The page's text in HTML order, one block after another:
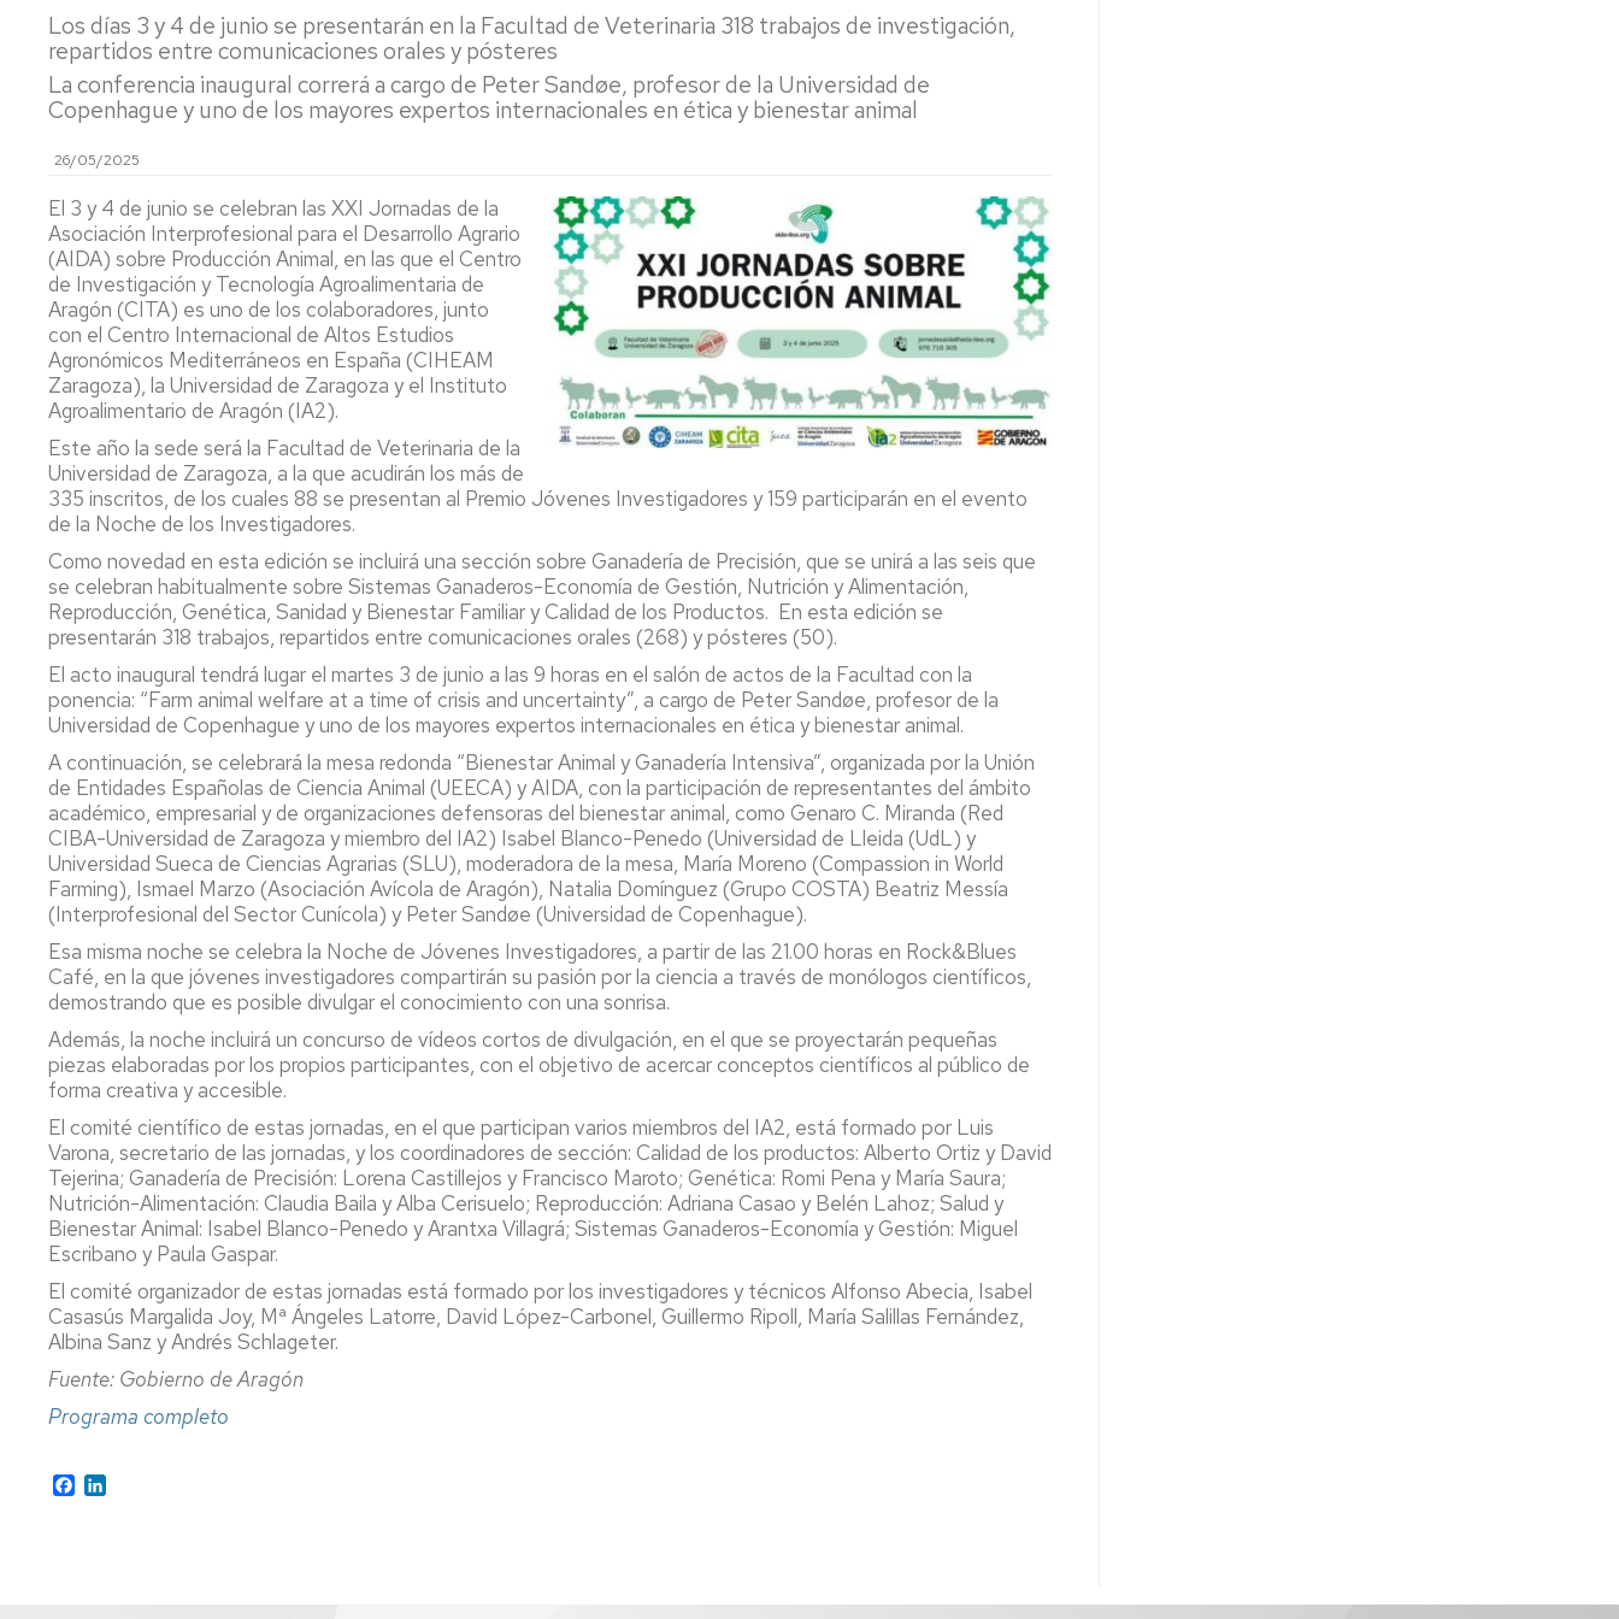
y
Transferencia
Proyectos
destacados
LEIs
Recursos
Infraestructuras
Laboratorios
Recursos
singulares
Campos
Pulsados
(PFGE)
Identificación
evaluación
sensibilidad
antibiótica
Secado
atomización,
encapsulación
medición
partículas
Análisis
PCR
a
tiempo
aplicada
al
sector
agroalimentario
del
Pódcast
Alimentando
11F
"Ellas
investigan:
ciencia
con
voz
propia"
prensa
Investigación
del
IA2
-
Captación
de
talento
Concurso
Creaideas
LACASA
-
6
Edición
Los días 3 y 4 de junio se presentarán en la Facultad de Veterinaria 318 trabajos de investigación,
repartidos entre comunicaciones orales y pósteres
La conferencia inaugural correrá a cargo de Peter Sandøe, profesor de la Universidad de
Copenhague y uno de los mayores expertos internacionales en ética y bienestar animal
26/05/2025
El 3 y 4 de junio se celebran las XXI Jornadas de la
Asociación Interprofesional para el Desarrollo Agrario
(AIDA) sobre Producción Animal, en las que el Centro
de Investigación y Tecnología Agroalimentaria de
Aragón (CITA) es uno de los colaboradores, junto
con el Centro Internacional de Altos Estudios
Agronómicos Mediterráneos en España (CIHEAM
Zaragoza), la Universidad de Zaragoza y el Instituto
Agroalimentario de Aragón (IA2).
Este año la sede será la Facultad de Veterinaria de la
Universidad de Zaragoza, a la que acudirán los más de
335 inscritos, de los cuales 88 se presentan al Premio Jóvenes Investigadores y 159 participarán en el evento
de la Noche de los Investigadores.
Como novedad en esta edición se incluirá una sección sobre Ganadería de Precisión, que se unirá a las seis que
se celebran habitualmente sobre Sistemas Ganaderos-Economía de Gestión, Nutrición y Alimentación,
Reproducción, Genética, Sanidad y Bienestar Familiar y Calidad de los Productos. En esta edición se
presentarán 318 trabajos, repartidos entre comunicaciones orales (268) y pósteres (50).
El acto inaugural tendrá lugar el martes 3 de junio a las 9 horas en el salón de actos de la Facultad con la
ponencia: “Farm animal welfare at a time of crisis and uncertainty”, a cargo de Peter Sandøe, profesor de la
Universidad de Copenhague y uno de los mayores expertos internacionales en ética y bienestar animal.
A continuación, se celebrará la mesa redonda “Bienestar Animal y Ganadería Intensiva”, organizada por la Unión
de Entidades Españolas de Ciencia Animal (UEECA) y AIDA, con la participación de representantes del ámbito
académico, empresarial y de organizaciones defensoras del bienestar animal, como Genaro C. Miranda (Red
CIBA-Universidad de Zaragoza y miembro del IA2) Isabel Blanco-Penedo (Universidad de Lleida (UdL) y
Universidad Sueca de Ciencias Agrarias (SLU), moderadora de la mesa, María Moreno (Compassion in World
Farming), Ismael Marzo (Asociación Avícola de Aragón), Natalia Domínguez (Grupo COSTA) Beatriz Messía
(Interprofesional del Sector Cunícola) y Peter Sandøe (Universidad de Copenhague).
Esa misma noche se celebra la Noche de Jóvenes Investigadores, a partir de las 21.00 horas en Rock&Blues
Café, en la que jóvenes investigadores compartirán su pasión por la ciencia a través de monólogos científicos,
demostrando que es posible divulgar el conocimiento con una sonrisa.
Además, la noche incluirá un concurso de vídeos cortos de divulgación, en el que se proyectarán pequeñas
piezas elaboradas por los propios participantes, con el objetivo de acercar conceptos científicos al público de
forma creativa y accesible.
El comité científico de estas jornadas, en el que participan varios miembros del IA2, está formado por Luis
Varona, secretario de las jornadas, y los coordinadores de sección: Calidad de los productos: Alberto Ortiz y David
Tejerina; Ganadería de Precisión: Lorena Castillejos y Francisco Maroto; Genética: Romi Pena y María Saura;
Nutrición-Alimentación: Claudia Baila y Alba Cerisuelo; Reproducción: Adriana Casao y Belén Lahoz; Salud y
Bienestar Animal: Isabel Blanco-Penedo y Arantxa Villagrá; Sistemas Ganaderos-Economía y Gestión: Miguel
Escribano y Paula Gaspar.
El comité organizador de estas jornadas está formado por los investigadores y técnicos Alfonso Abecia, Isabel
Casasús Margalida Joy, Mª Ángeles Latorre, David López-Carbonel, Guillermo Ripoll, María Salillas Fernández,
Albina Sanz y Andrés Schlageter.
Fuente: Gobierno de Aragón
Programa completo
Facebook